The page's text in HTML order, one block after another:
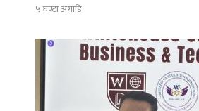
५ घण्टा अगाडि